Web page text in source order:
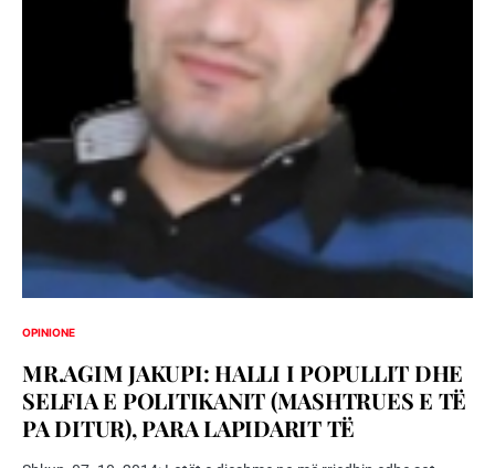
OPINIONE
MR.AGIM JAKUPI: HALLI I POPULLIT DHE
SELFIA E POLITIKANIT (MASHTRUES E TË
PA DITUR), PARA LAPIDARIT TË